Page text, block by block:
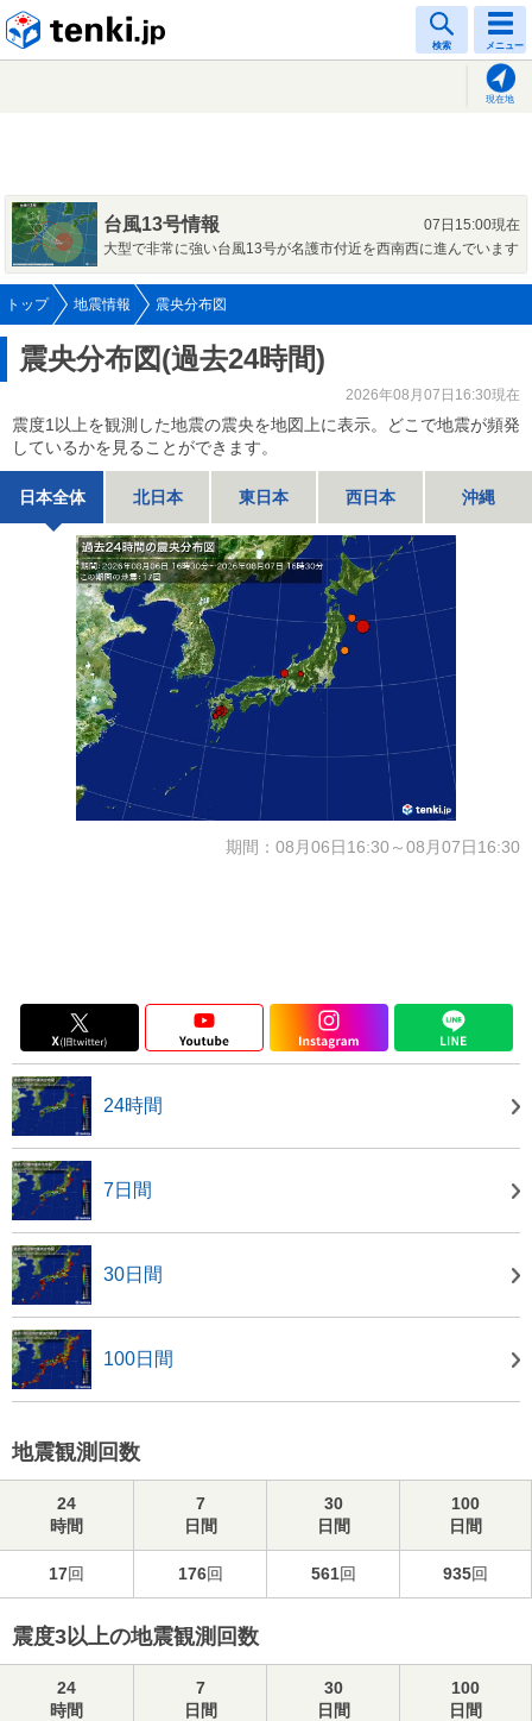
検索 メニュー
現在地
台風13号情報
07日15:00現在
大型で非常に強い台風13号が名護市付近を西南西に進んでいます
トップ 地震情報 震央分布図
震央分布図(過去24時間)
2026年08月07日16:30現在
震度1以上を観測した地震の震央を地図上に表示。どこで地震が頻発
しているかを見ることができます。
日本全体 北日本 東日本 西日本 沖縄
期間：08月06日16:30～08月07日16:30
24時間
7日間
30日間
100日間
地震観測回数
24
時間
7
日間
30
日間
100
日間
17回 176回 561回 935回
震度3以上の地震観測回数
24
時間
7
日間
30
日間
100
日間